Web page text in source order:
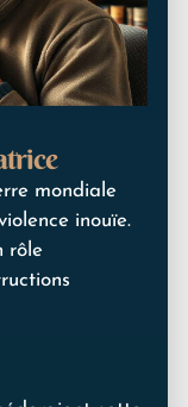
mondiale
inouïe.
rôle